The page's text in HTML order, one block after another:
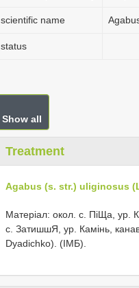
scientific name
status
Show all
Treatment
Agabus (s. str.) uliginosus
Матеріал: окол. с. ПіЩа, ур.
с. ЗатишшЯ, ур. Камінь,
Dyadichko). (ІМБ).